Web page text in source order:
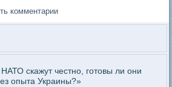
комментарии
скажут честно, готовы ли они
опыта Украины?»